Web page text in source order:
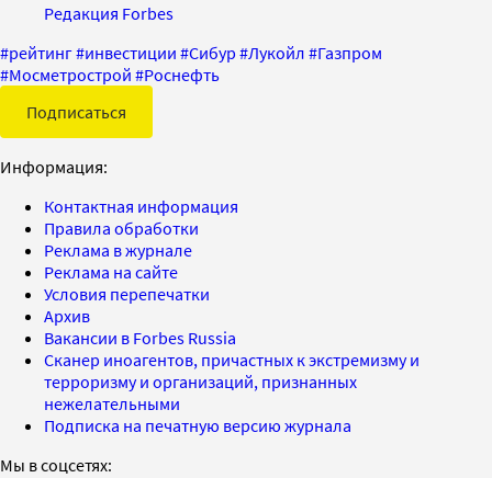
Редакция Forbes
#рейтинг#инвестиции #Сибур #Лукойл #Газпром
#Мосметрострой #Роснефть
Подписаться
Информация:
Контактная информация
Правила обработки
Реклама в журнале
Реклама на сайте
Условия перепечатки
Архив
Вакансии в Forbes Russia
Сканер иноагентов, причастных к экстремизму и
терроризму и организаций, признанных
нежелательными
Подписка на печатную версию журнала
Мы в соцсетях: